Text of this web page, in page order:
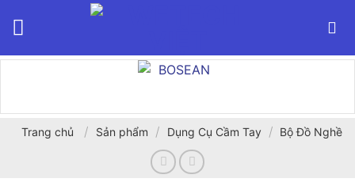
Trang chủ / Sản phẩm / Dụng Cụ Cầm Tay / Bộ Đồ Nghề